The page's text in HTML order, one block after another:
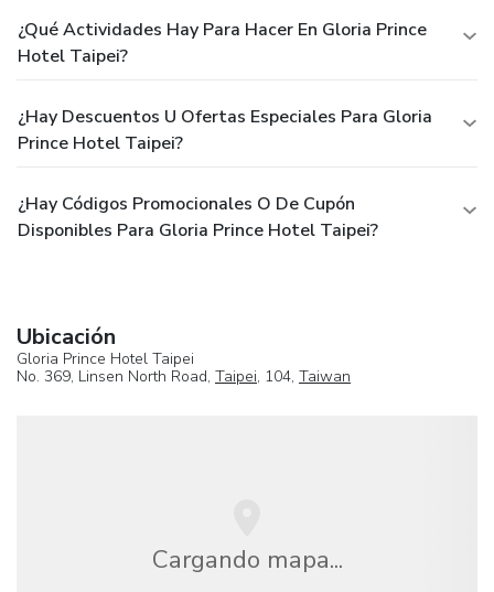
¿Qué Actividades Hay Para Hacer En Gloria Prince
Hotel Taipei?
¿Hay Descuentos U Ofertas Especiales Para Gloria
Prince Hotel Taipei?
¿Hay Códigos Promocionales O De Cupón
Disponibles Para Gloria Prince Hotel Taipei?
Ubicación
Gloria Prince Hotel Taipei
No. 369, Linsen North Road, Taipei, 104, Taiwan
Cargando mapa...